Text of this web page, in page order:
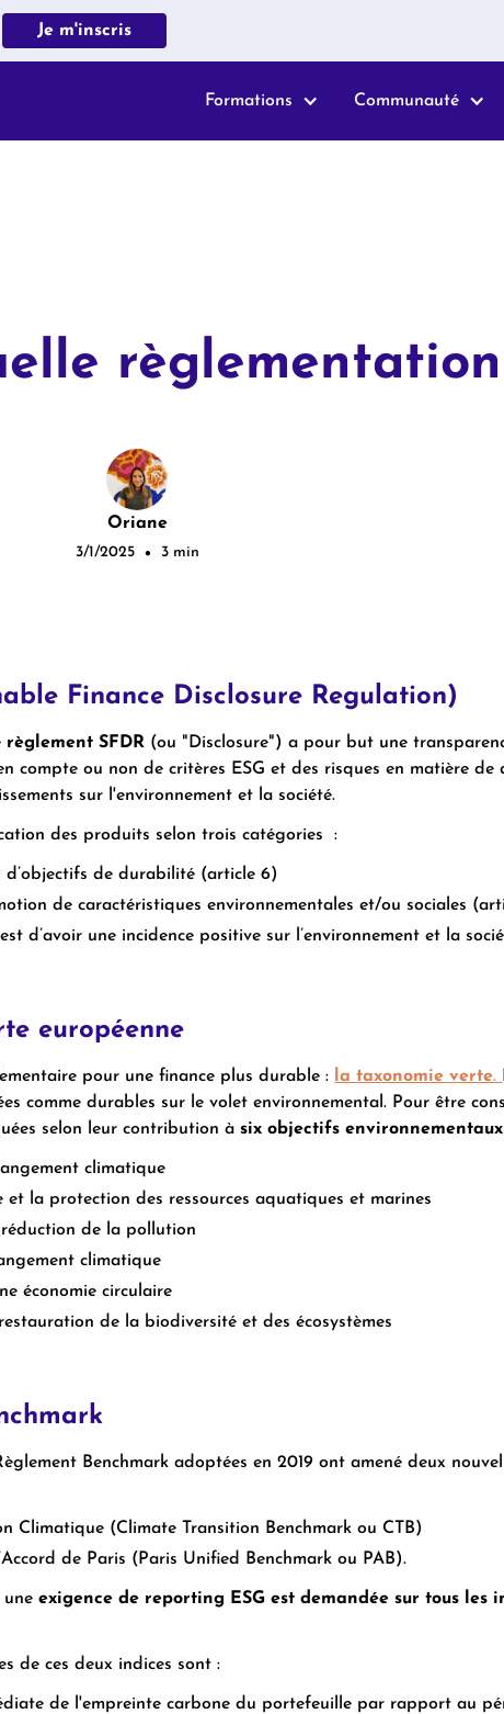
Je m'inscris
Formations Communauté
Oriane
3/1/2025 • 3 min
Finance Disclosure Regulation)
règlement SFDR (ou "Disclosure") a pour but une
compte ou non de critères ESG et des risques en matière
sur l'environnement et la société.
des produits selon trois catégories :
d’objectifs de durabilité (article 6)
de caractéristiques environnementales et/ou sociales
d’avoir une incidence positive sur l’environnement et la
européenne
pour une finance plus durable : lataxonomie verte.
comme durables sur le volet environnemental. Pour être
selon leur contribution à six objectifs environnementaux
climatique
et la protection des ressources aquatiques et marines
de la pollution
climatique
économie circulaire
de la biodiversité et des écosystèmes
Benchmark adoptées en 2019 ont amené deux
Climatique (Climate Transition Benchmark ou CTB)
de Paris (Paris Unified Benchmark ou PAB).
uneexigence de reporting ESG est demandée sur tous les
de ces deux indices sont :
de l'empreinte carbone du portefeuille par rapport au